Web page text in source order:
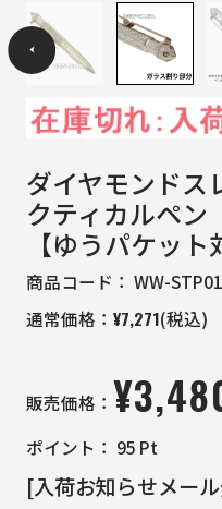
ダイヤモンド
クティカルペ
【ゆうパケット
商品コード： WW-
通常価格： ¥7,271(税込)
販売価格： ¥
ポイント： 95 Pt
[入荷お知らせメー